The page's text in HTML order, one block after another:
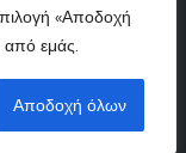
«Αποδοχή
από εμάς.
Αποδοχή όλων